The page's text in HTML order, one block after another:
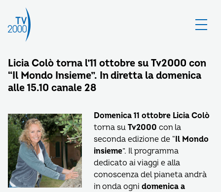
Licia Colò torna l’11 ottobre su Tv2000 con
“Il Mondo Insieme”. In diretta la domenica
alle 15.10 canale 28
Domenica 11 ottobre Licia Colò
torna su Tv2000 con la
seconda edizione de “Il Mondo
insieme”. Il programma
dedicato ai viaggi e alla
conoscenza del pianeta andrà
in onda ogni domenica a